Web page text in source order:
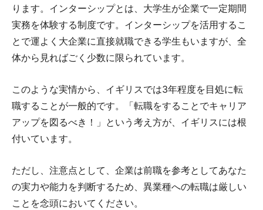
ります。インターシップとは、大学生が企業で一定期間
実務を体験する制度です。インターシップを活用するこ
とで運よく大企業に直接就職できる学生もいますが、全
体から見ればごく少数に限られています。
このような実情から、イギリスでは3年程度を目処に転
職することが一般的です。「転職をすることでキャリア
アップを図るべき！」という考え方が、イギリスには根
付いています。
ただし、注意点として、企業は前職を参考としてあなた
の実力や能力を判断するため、異業種への転職は厳しい
ことを念頭においてください。